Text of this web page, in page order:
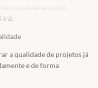
sustentável e com
irá:
a qualidade de projetos já
e de forma